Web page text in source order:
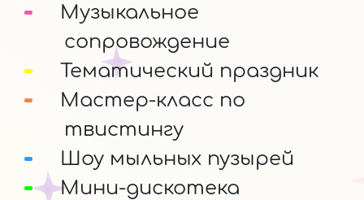
Музыкальное
сопровождение
Тематический праздник
Мастер-класс по
твистингу
Шоу мыльных пузырей
Мини-дискотека